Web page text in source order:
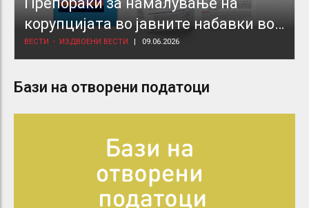
корупцијата во јавните набавки во
здравствениот сектор
ВЕСТИ ИЗДВОЕНИ ВЕСТИ 09.06.2026
Бази на отворени податоци